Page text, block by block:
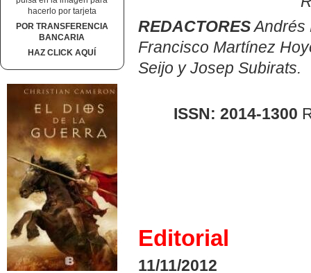
hacerlo por tarjeta
POR TRANSFERENCIA
BANCARIA
HAZ CLICK AQUÍ
REDACTORESAndrés
Francisco Martínez
Seijo y Josep Subirats.
ISSN: 2014-1300
Editorial
11/11/2012